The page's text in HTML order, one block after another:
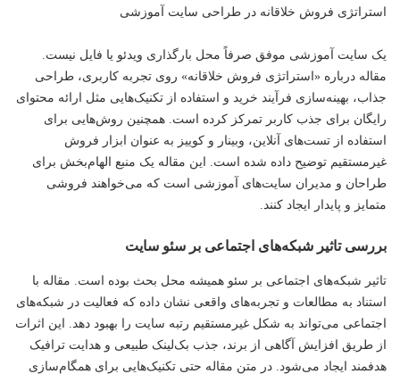
استراتژی فروش خلاقانه در طراحی سایت آموزشی
یک سایت آموزشی موفق صرفاً محل بارگذاری ویدئو یا فایل نیست.
مقاله درباره «استراتژی فروش خلاقانه» روی تجربه کاربری، طراحی
جذاب، بهینه‌سازی فرآیند خرید و استفاده از تکنیک‌هایی مثل ارائه محتوای
رایگان برای جذب کاربر تمرکز کرده است. همچنین روش‌هایی برای
استفاده از تست‌های آنلاین، وبینار و کوییز به عنوان ابزار فروش
غیرمستقیم توضیح داده شده است. این مقاله یک منبع الهام‌بخش برای
طراحان و مدیران سایت‌های آموزشی است که می‌خواهند فروشی
متمایز و پایدار ایجاد کنند.
بررسی تاثیر شبکه‌های اجتماعی بر سئو سایت
تاثیر شبکه‌های اجتماعی بر سئو همیشه محل بحث بوده است. مقاله با
استناد به مطالعات و تجربه‌های واقعی نشان داده که فعالیت در شبکه‌های
اجتماعی می‌تواند به شکل غیرمستقیم رتبه سایت را بهبود دهد. این اثرات
از طریق افزایش آگاهی از برند، جذب بک‌لینک طبیعی و هدایت ترافیک
هدفمند ایجاد می‌شود. در متن مقاله حتی تکنیک‌هایی برای همگام‌سازی